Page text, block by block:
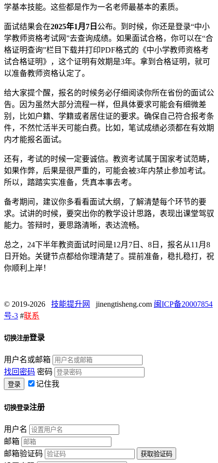
学基本技能。这些都是作为一名老师最基本的素质。
面试结果会在2025年1月7日 公布。到时候，你还是登录“中小
学教师资格考试网”去查询成绩。如果面试合格，你可以在“合
格证明查询”栏目下载并打印PDF格式的《中小学教师资格考
试合格证明》，这个证明有效期是3年。拿到合格证明，就可
以准备教师资格认定了。
给大家提个醒，报名的时候务必仔细阅读你所在省份的面试公
告。因为虽然大部分流程一样，但具体要求可能会有细微差
别，比如户籍、学籍或者居住证的要求。确保自己符合报考条
件，不然忙活半天可能白费。比如，笔试成绩必须都在有效期
内才能报名面试。
还有，考试的时候一定要诚信。教资考试属于国家考试范畴，
如果作弊，后果是很严重的，可能会被3年内禁止参加考试。
所以，踏踏实实准备，凭真本事去考。
备考期间，建议你多看看面试大纲，了解清楚每个环节的要
求。试讲的时候，要突出你的教学设计思路，表现出课堂驾驭
能力。答辩时，要思路清晰，表达流畅。
总之，24下半年教资面试时间是12月7日、8日，报名从11月8
日开始。关键节点都给你理清楚了。提前准备，稳扎稳打，祝
你顺利上岸！
© 2019-2026 技能提升网 jinengtisheng.com 闽ICP备20007854
号-3 #联系
切换注册登录
用户名或邮箱
找回密码 密码
记住我
切换登录注册
用户名
邮箱
邮箱验证码